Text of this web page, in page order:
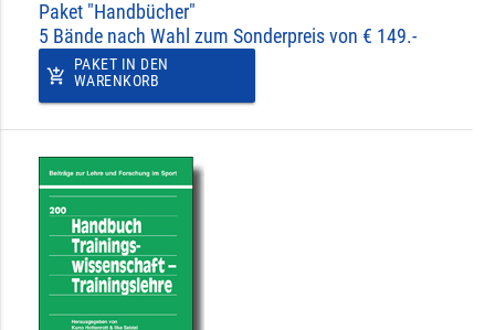
Paket "Handbücher"
5 Bände nach Wahl zum Sonderpreis von € 149.-
add_shopping_cart
PAKET IN DEN
WARENKORB